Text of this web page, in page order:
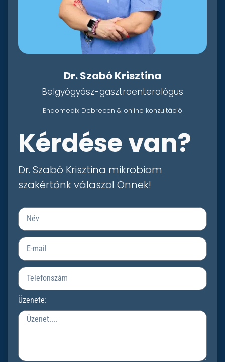
Dr. Szabó Krisztina
Belgyógyász-gasztroenterológus
Endomedix Debrecen & online konzultáció
Kérdése van?
Dr. Szabó Krisztina mikrobiom
szakértőnk válaszol Önnek!
Üzenete: